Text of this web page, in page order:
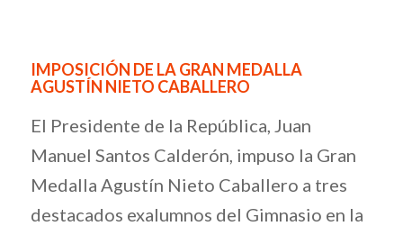
IMPOSICIÓN DE LA GRAN MEDALLA
AGUSTÍN NIETO CABALLERO
El Presidente de la República, Juan
Manuel Santos Calderón, impuso la Gran
Medalla Agustín Nieto Caballero a tres
destacados exalumnos del Gimnasio en la